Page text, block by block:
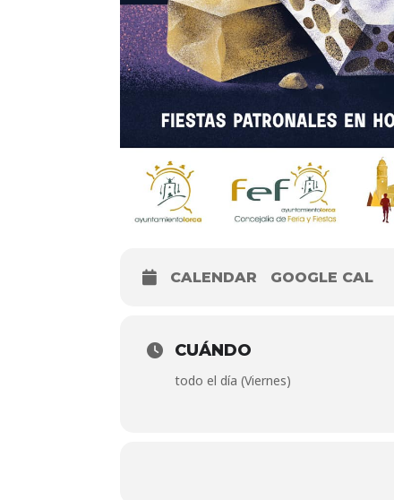
CALENDAR GOOGLE CAL
CUÁNDO
todo el día (Viernes)